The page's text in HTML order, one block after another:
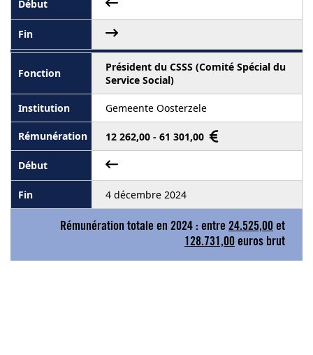
Président du CSSS (Comité Spécial du
Service Social)
Gemeente Oosterzele
12 262,00 - 61 301,00
4 décembre 2024
Rémunération totale en 2024 : entre 24.525,00 et
128.731,00 euros brut